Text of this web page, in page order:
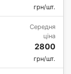
грн/шт.
Середня
ціна
2800
грн/шт.